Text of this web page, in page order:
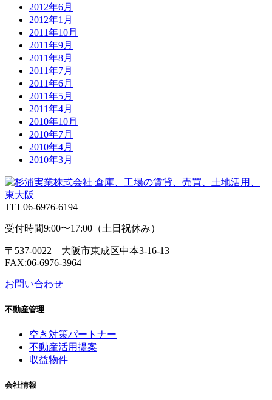
2012年6月
2012年1月
2011年10月
2011年9月
2011年8月
2011年7月
2011年6月
2011年5月
2011年4月
2010年10月
2010年7月
2010年4月
2010年3月
TEL06-6976-6194
受付時間9:00〜17:00（土日祝休み）
〒537-0022 大阪市東成区中本3-16-13
FAX:06-6976-3964
お問い合わせ
不動産管理
空き対策パートナー
不動産活用提案
収益物件
会社情報